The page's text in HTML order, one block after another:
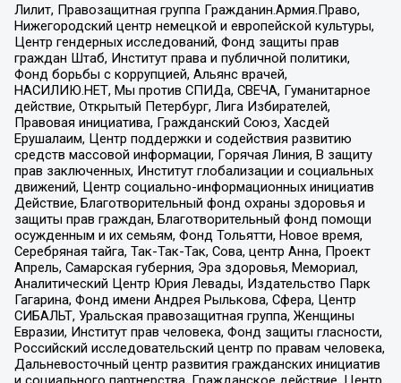
Лилит, Правозащитная группа Гражданин.Армия.Право,
Нижегородский центр немецкой и европейской культуры,
Центр гендерных исследований, Фонд защиты прав
граждан Штаб, Институт права и публичной политики,
Фонд борьбы с коррупцией, Альянс врачей,
НАСИЛИЮ.НЕТ, Мы против СПИДа, СВЕЧА, Гуманитарное
действие, Открытый Петербург, Лига Избирателей,
Правовая инициатива, Гражданский Союз, Хасдей
Ерушалаим, Центр поддержки и содействия развитию
средств массовой информации, Горячая Линия, В защиту
прав заключенных, Институт глобализации и социальных
движений, Центр социально-информационных инициатив
Действие, Благотворительный фонд охраны здоровья и
защиты прав граждан, Благотворительный фонд помощи
осужденным и их семьям, Фонд Тольятти, Новое время,
Серебряная тайга, Так-Так-Так, Сова, центр Анна, Проект
Апрель, Самарская губерния, Эра здоровья, Мемориал,
Аналитический Центр Юрия Левады, Издательство Парк
Гагарина, Фонд имени Андрея Рылькова, Сфера, Центр
СИБАЛЬТ, Уральская правозащитная группа, Женщины
Евразии, Институт прав человека, Фонд защиты гласности,
Российский исследовательский центр по правам человека,
Дальневосточный центр развития гражданских инициатив